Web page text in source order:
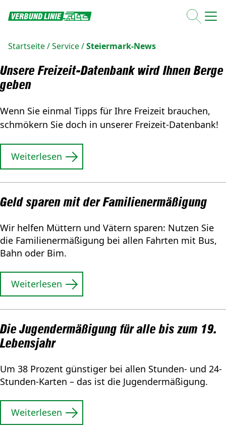
Startseite/Service/Steiermark-News
Unsere Freizeit-Datenbank wird Ihnen Berge
geben
Wenn Sie einmal Tipps für Ihre Freizeit brauchen,
schmökern Sie doch in unserer Freizeit-Datenbank!
Weiterlesen
Geld sparen mit der Familienermäßigung
Wir helfen Müttern und Vätern sparen: Nutzen Sie
die Familienermäßigung bei allen Fahrten mit Bus,
Bahn oder Bim.
Weiterlesen
Die Jugendermäßigung für alle bis zum 19.
Lebensjahr
Um 38 Prozent günstiger bei allen Stunden- und 24-
Stunden-Karten – das ist die Jugendermäßigung.
Weiterlesen